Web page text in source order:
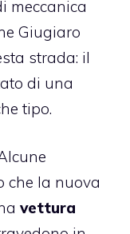
meccanica
Giugiaro
strada: il
di una
tipo.
che la nuova
vettura